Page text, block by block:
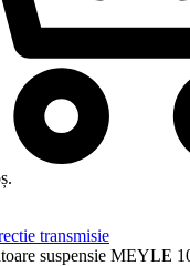
transmisie
suspensie MEYLE